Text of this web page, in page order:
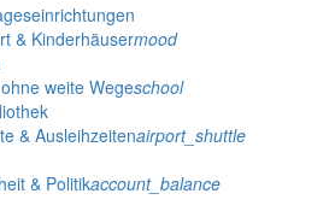
& Kinderhäusermood
weite Wegeschool
& Ausleihzeitenairport_shuttle
& Politikaccount_balance